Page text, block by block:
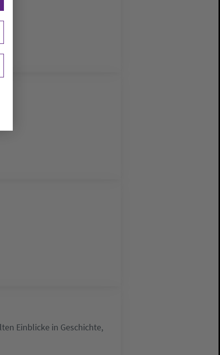
Einblicke in Geschichte,